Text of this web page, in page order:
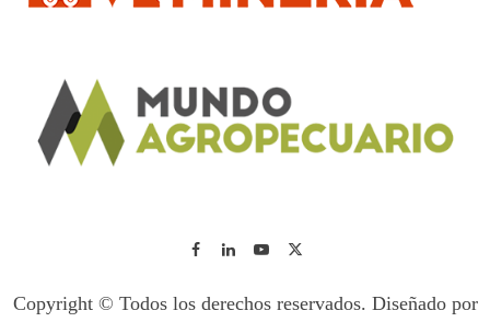
Copyright © Todos los derechos reservados. Diseñado por